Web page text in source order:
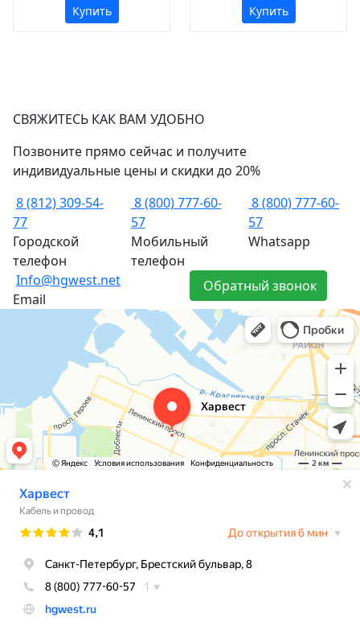
Купить Купить
СВЯЖИТЕСЬ КАК ВАМ УДОБНО
Позвоните прямо сейчас и получите
индивидуальные цены и скидки до 20%
8 (812) 309-54-
77
Городской
телефон
8 (800) 777-60-
57
Мобильный
телефон
8 (800) 777-60-
57
Whatsapp
Info@hgwest.net
Email
Обратный звонок